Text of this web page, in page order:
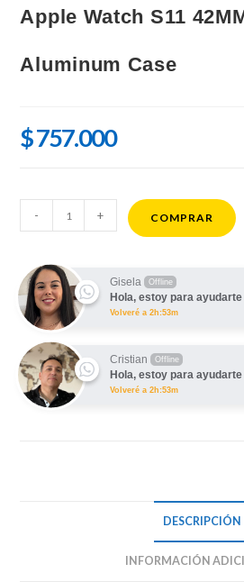
Apple Watch S11
Aluminum Case
$757.000
Watch
42MM
GPS
Aluminum
Case
cantidad
- + COMPRAR
Gisela Offline
Hola, estoy para ayudarte
Volveré a 2h:53m
Cristian Offline
Hola, estoy para ayudarte
Volveré a 2h:53m
DESCRIPCIÓN
INFORMACIÓN